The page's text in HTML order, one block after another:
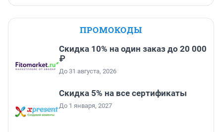
ПРОМОКОДЫ
Скидка 10% на один заказ до 20 000
₽
До 31 августа, 2026
Скидка 5% на все сертификаты
До 1 января, 2027